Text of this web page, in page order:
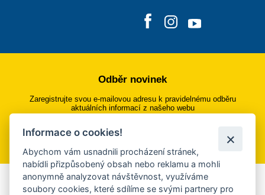
Odběr novinek
Zaregistrujte svou e-mailovou adresu k pravidelnému odběru
aktuálních informací z našeho webu
Přihlásit se k odběru
Aplikace Mobilní rozhlas
Informace o cookies!
Abychom vám usnadnili procházení stránek,
nabídli přizpůsobený obsah nebo reklamu a mohli
anonymně analyzovat návštěvnost, využíváme
soubory cookies, které sdílíme se svými partnery pro